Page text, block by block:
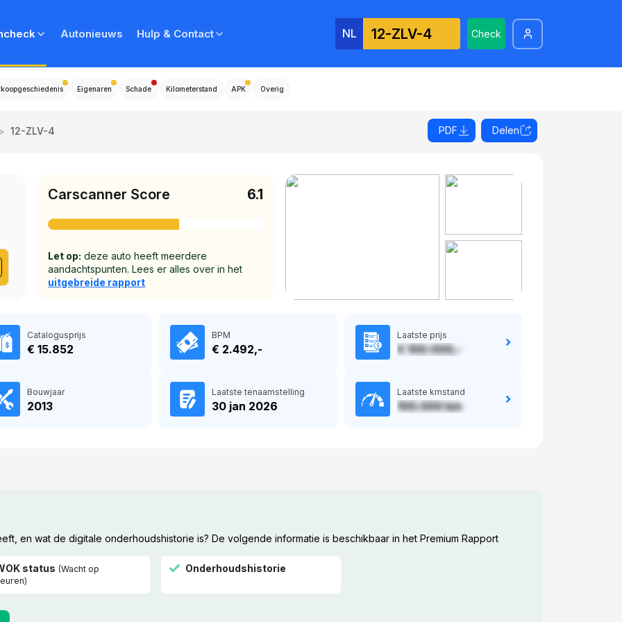
Autonieuws Hulp & Contact NL Check
Eigenaren Schade Kilometerstand APK Overig
12-ZLV-4 PDF Delen
Carscanner Score 6.1
Let op: deze auto heeft meerdere
aandachtspunten. Lees er alles over in het
uitgebreide rapport
Catalogusprijs
€ 15.852
BPM
€ 2.492,-
Laatste prijs
€ 100.000,-
Bouwjaar
2013
Laatste tenaamstelling
30 jan 2026
Laatste kmstand
100.000 km
en wat de digitale onderhoudshistorie is? De volgende informatie is beschikbaar in het Premium Rapport
status (Wacht op
Onderhoudshistorie